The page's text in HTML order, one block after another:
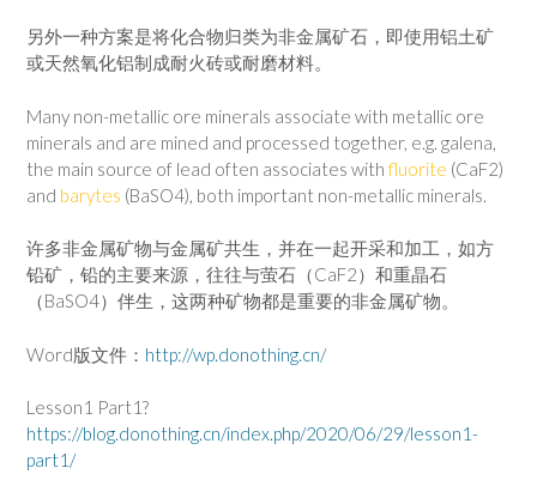
另外一种方案是将化合物归类为非金属矿石，即使用铝土矿
或天然氧化铝制成耐火砖或耐磨材料。
Many non-metallic ore minerals associate with metallic ore
minerals and are mined and processed together, e.g. galena,
the main source of lead often associates with fluorite (CaF2)
and barytes (BaSO4), both important non-metallic minerals.
许多非金属矿物与金属矿共生，并在一起开采和加工，如方
铅矿，铅的主要来源，往往与萤石（CaF2）和重晶石
（BaSO4）伴生，这两种矿物都是重要的非金属矿物。
Word版文件： http://wp.donothing.cn/
Lesson1 Part1?
https://blog.donothing.cn/index.php/2020/06/29/lesson1-
part1/